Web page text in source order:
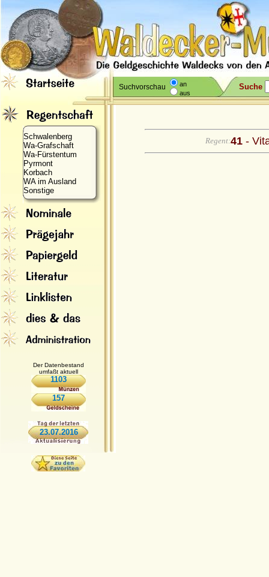
Suchvorschau
an
aus
Suche
Schwalenberg
Wa-Grafschaft
Wa-Fürstentum
Pyrmont
Korbach
WA im Ausland
Sonstige
Der Datenbestand
umfaßt aktuell
1103
157
23.07.2016
Regent:41 -